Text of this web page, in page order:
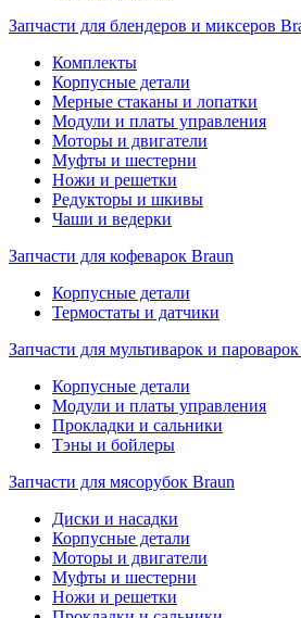
Запчасти для блендеров и миксеров
Комплекты
Корпусные детали
Мерные стаканы и лопатки
Модули и платы управления
Моторы и двигатели
Муфты и шестерни
Ножи и решетки
Редукторы и шкивы
Чаши и ведерки
Запчасти для кофеварок Braun
Корпусные детали
Термостаты и датчики
Запчасти для мультиварок и
Корпусные детали
Модули и платы управления
Прокладки и сальники
Тэны и бойлеры
Запчасти для мясорубок Braun
Диски и насадки
Корпусные детали
Моторы и двигатели
Муфты и шестерни
Ножи и решетки